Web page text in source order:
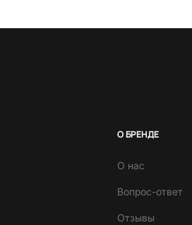
О БРЕНДЕ
О нас
Вопрос-ответ
Отзывы